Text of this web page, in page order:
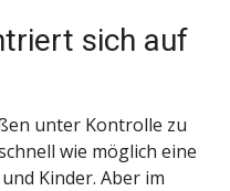
sich auf
unter Kontrolle zu
wie möglich eine
Kinder. Aber im